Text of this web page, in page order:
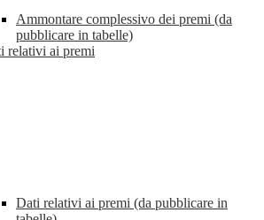
Ammontare complessivo dei premi (da
pubblicare in tabelle)
relativi ai premi
Dati relativi ai premi (da pubblicare in